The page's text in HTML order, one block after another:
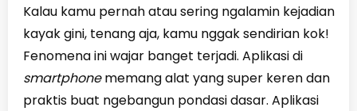
Kalau kamu pernah atau sering ngalamin kejadian
kayak gini, tenang aja, kamu nggak sendirian kok!
Fenomena ini wajar banget terjadi. Aplikasi di
smartphonememang alat yang super keren dan
praktis buat ngebangun pondasi dasar. Aplikasi